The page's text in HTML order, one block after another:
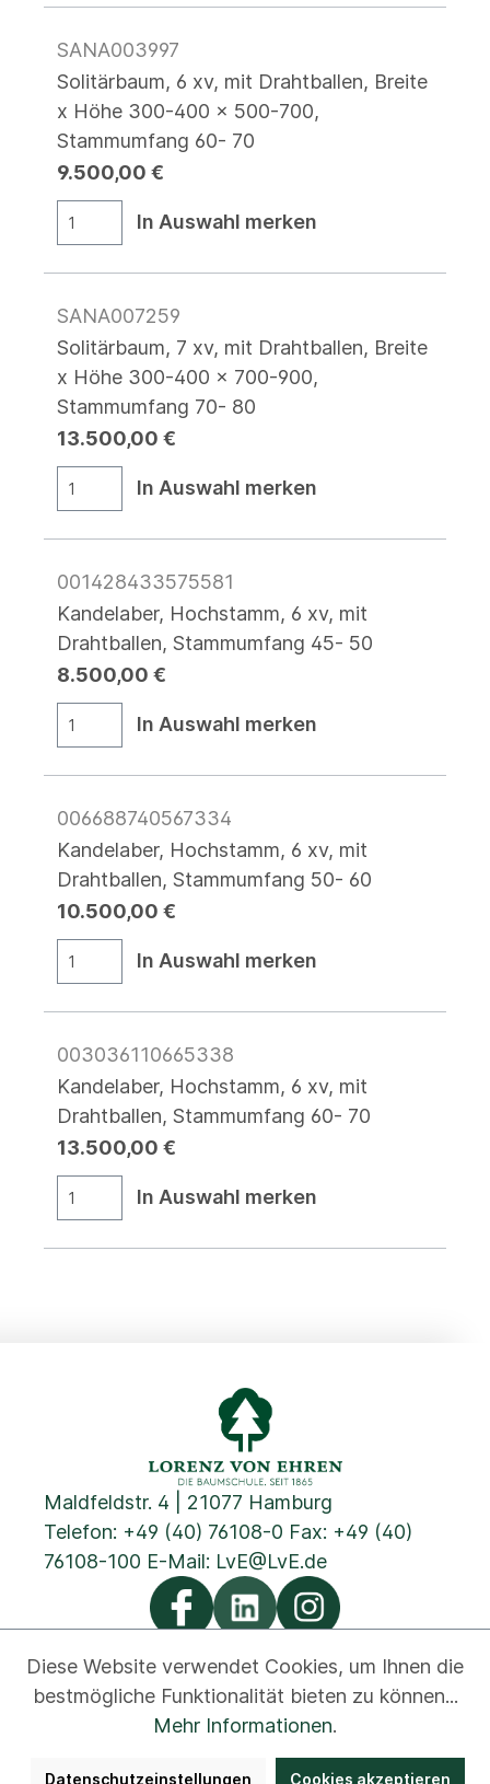
SANA003997
Solitärbaum, 6 xv, mit Drahtballen, Breite
x Höhe 300-400 x 500-700,
Stammumfang 60- 70
9.500,00 €
In Auswahl merken
SANA007259
Solitärbaum, 7 xv, mit Drahtballen, Breite
x Höhe 300-400 x 700-900,
Stammumfang 70- 80
13.500,00 €
In Auswahl merken
001428433575581
Kandelaber, Hochstamm, 6 xv, mit
Drahtballen, Stammumfang 45- 50
8.500,00 €
In Auswahl merken
006688740567334
Kandelaber, Hochstamm, 6 xv, mit
Drahtballen, Stammumfang 50- 60
10.500,00 €
In Auswahl merken
003036110665338
Kandelaber, Hochstamm, 6 xv, mit
Drahtballen, Stammumfang 60- 70
13.500,00 €
In Auswahl merken
Maldfeldstr. 4 | 21077 Hamburg
Telefon: +49 (40) 76108-0 Fax: +49 (40)
76108-100 E-Mail: LvE@LvE.de
Cookies Impressum
Hinweisgeber
Diese Website verwendet Cookies, um Ihnen die
bestmögliche Funktionalität bieten zu können...
Mehr Informationen.
Datenschutzeinstellungen Cookies akzeptieren